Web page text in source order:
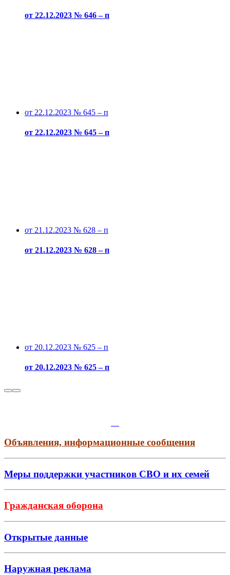
от 22.12.2023 № 646 – п
от 22.12.2023 № 645 – п
от 22.12.2023 № 645 – п
от 21.12.2023 № 628 – п
от 21.12.2023 № 628 – п
от 20.12.2023 № 625 – п
от 20.12.2023 № 625 – п
Объявления, информационные сообщения
Меры поддержки участников СВО и их семей
Гражданская оборона
Открытые данные
Наружная реклама